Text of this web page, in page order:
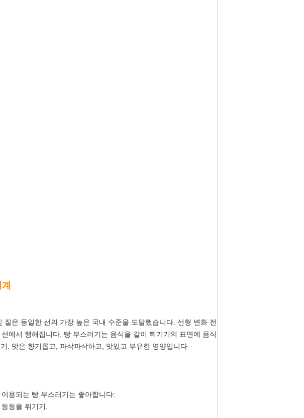
은 동일한 선의 가장 높은 국내 수준을 도달했습니다. 선형 변화 전
에서 행해집니다. 빵 부스러기는 음식을 같이 튀기기의 표면에 음식
. 맛은 향기롭고, 파삭파삭하고, 맛있고 부유한 영양입니다
용되는 빵 부스러기는 좋아합니다:
등을 튀기기.